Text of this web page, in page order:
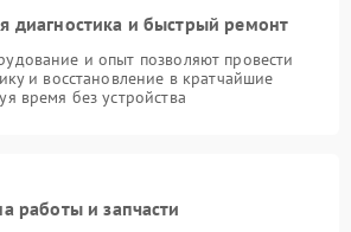
диагностика и быстрый ремонт
и опыт позволяют провести
и восстановление в кратчайшие
время без устройства
работы и запчасти